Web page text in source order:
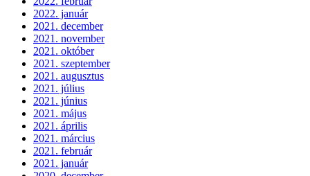
2022. január
2021. december
2021. november
2021. október
2021. szeptember
2021. augusztus
2021. július
2021. június
2021. május
2021. április
2021. március
2021. február
2021. január